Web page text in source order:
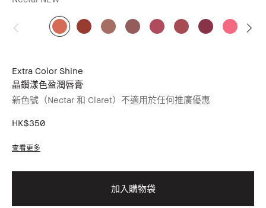
Extra Color Shine
晶鑽漾色盈潤唇膏
新色號（Nectar 和 Claret）不適用於任何推廣優惠
HK$350
查看更多
加入購物袋